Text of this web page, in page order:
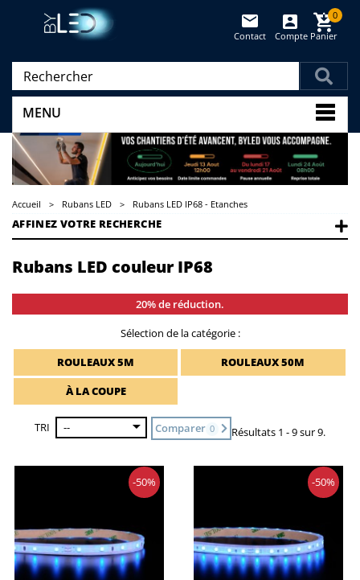
Panier
0
Compte
Contact
MENU
Accueil > Rubans LED > Rubans LED IP68 - Etanches
AFFINEZ VOTRE RECHERCHE
Rubans LED couleur IP68
20% de réduction.
Sélection de la catégorie :
ROULEAUX 5M
ROULEAUX 50M
À LA COUPE
Résultats 1 - 9 sur 9.
TRI -- Comparer 0
-50% -50%